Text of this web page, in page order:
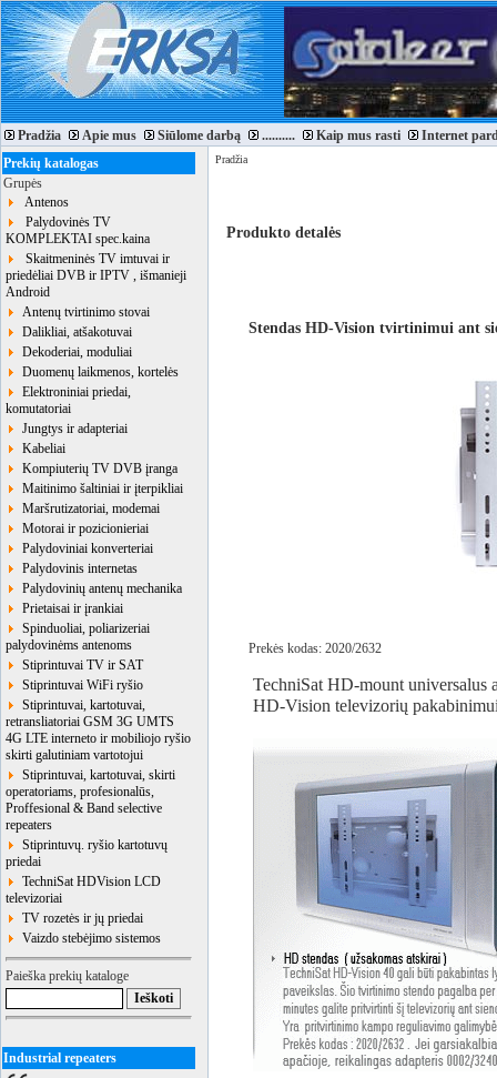
Pradžia Apie mus Siūlome darbą .......... Kaip mus rasti
Internet
Prekių katalogas
Grupės
Antenos
Palydovinės TV
KOMPLEKTAI spec.kaina
Skaitmeninės TV imtuvai ir
priedėliai DVB ir IPTV , išmanieji
Android
Antenų tvirtinimo stovai
Dalikliai, atšakotuvai
Dekoderiai, moduliai
Duomenų laikmenos, kortelės
Elektroniniai priedai,
komutatoriai
Jungtys ir adapteriai
Kabeliai
Kompiuterių TV DVB įranga
Maitinimo šaltiniai ir įterpikliai
Maršrutizatoriai, modemai
Motorai ir pozicionieriai
Palydoviniai konverteriai
Palydovinis internetas
Palydovinių antenų mechanika
Prietaisai ir įrankiai
Spinduoliai, poliarizeriai
palydovinėms antenoms
Stiprintuvai TV ir SAT
Stiprintuvai WiFi ryšio
Stiprintuvai, kartotuvai,
retransliatoriai GSM 3G UMTS
4G LTE interneto ir mobiliojo ryšio
skirti galutiniam vartotojui
Stiprintuvai, kartotuvai, skirti
operatoriams, profesionalūs,
Proffesional & Band selective
repeaters
Stiprintuvų. ryšio kartotuvų
priedai
TechniSat HDVision LCD
televizoriai
TV rozetės ir jų priedai
Vaizdo stebėjimo sistemos
Paieška prekių kataloge
Industrial repeaters
Pradžia
Produkto detalės
Stendas HD-Vision tvirtinimui ant
Prekės kodas: 2020/2632
TechniSat HD-mount
HD-Vision televizorių